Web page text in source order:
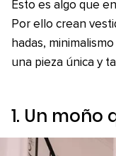
Esto es algo que en
Por ello crean
hadas,
una pieza única y
1. Un moño